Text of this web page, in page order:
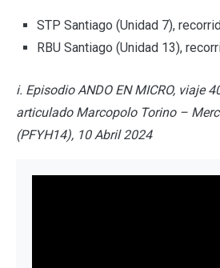
STP Santiago (Unidad 7),
RBU Santiago (Unidad 13),
i. Episodio ANDO EN MICRO, viaje
articulado Marcopolo Torino –
(PFYH14), 10 Abril 2024